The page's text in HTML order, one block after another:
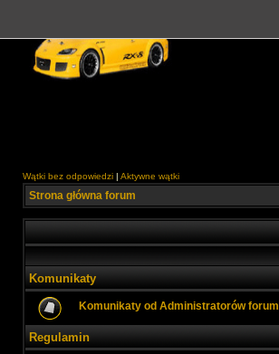
Wątki bez odpowiedzi | Aktywne wątki
Strona główna forum
Komunikaty
Komunikaty od Administratorów forum
Regulamin